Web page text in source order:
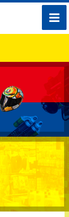
toggle